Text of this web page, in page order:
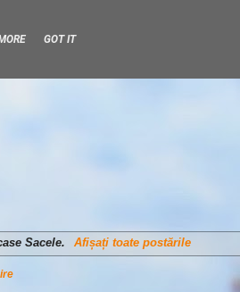
Sacele. Afișați toate postările
GOT IT